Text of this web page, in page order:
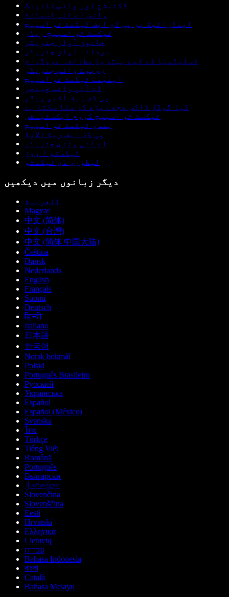
ڈکٹیشن اور وائس ٹائپنگ
وائس اے آئی اسسٹنٹ
اینڈرائیڈ پر پی ڈی ایف ٹیکسٹ ٹو اسپیچ
ٹیکسٹ ٹو اسپیچ ریڈر
خاتون آواز جنریٹر
مردانہ آواز جنریٹر
ڈسلیکسیا کے لیے بہترین مطالعہ پروگرام
روبوٹ وائس جنریٹر
اینیمے ٹیکسٹ ٹو اسپیچ
اے آئی وائس چینجر
پی ڈی ایف آڈیو ریڈر
کیا گوگل ڈاکس مجھے پڑھ کر سنا سکتا ہے
ٹیکسٹ ٹو اسپیچ کروم ایکسٹینشن
ہندی ٹیکسٹ ٹو اسپیچ
پی ڈی ایف ریڈ الاؤڈ
اے آئی وائس جنریٹر
ٹیکستو آ ووز
لیطوری دی ٹیکسٹو
دیگر زبانوں میں دیکھیں
العربية
Magyar
中文 (简体)
中文 (台灣)
中文 (简体 中国大陆)
Čeština
Dansk
Nederlands
English
Français
Suomi
Deutsch
हिन्दी
Italiano
日本語
한국어
Norsk bokmål
Polski
Português Brasileiro
Русский
Українська
Español
Español (México)
Svenska
ไทย
Türkçe
Tiếng Việt
Română
Português
Български
ქართული
Slovenčina
Slovenščina
Eesti
Hrvatski
Ελληνικά
Lietuvių
עברית
Bahasa Indonesia
বাংলা
Català
Bahasa Melayu